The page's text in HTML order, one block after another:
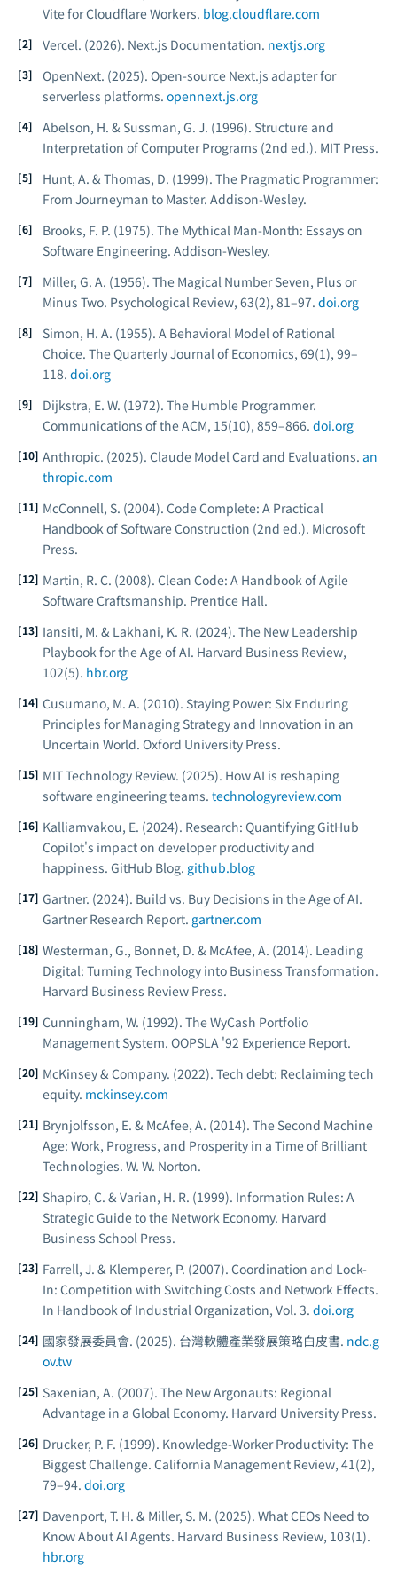
Vite for Cloudflare Workers. blog.cloudflare.com
Vercel. (2026). Next.js Documentation. nextjs.org
OpenNext. (2025). Open-source Next.js adapter for
serverless platforms. opennext.js.org
Abelson, H. & Sussman, G. J. (1996). Structure and
Interpretation of Computer Programs (2nd ed.). MIT Press.
Hunt, A. & Thomas, D. (1999). The Pragmatic Programmer:
From Journeyman to Master. Addison-Wesley.
Brooks, F. P. (1975). The Mythical Man-Month: Essays on
Software Engineering. Addison-Wesley.
Miller, G. A. (1956). The Magical Number Seven, Plus or
Minus Two. Psychological Review, 63(2), 81–97. doi.org
Simon, H. A. (1955). A Behavioral Model of Rational
Choice. The Quarterly Journal of Economics, 69(1), 99–
118. doi.org
Dijkstra, E. W. (1972). The Humble Programmer.
Communications of the ACM, 15(10), 859–866. doi.org
Anthropic. (2025). Claude Model Card and Evaluations. an
thropic.com
McConnell, S. (2004). Code Complete: A Practical
Handbook of Software Construction (2nd ed.). Microsoft
Press.
Martin, R. C. (2008). Clean Code: A Handbook of Agile
Software Craftsmanship. Prentice Hall.
Iansiti, M. & Lakhani, K. R. (2024). The New Leadership
Playbook for the Age of AI. Harvard Business Review,
102(5). hbr.org
Cusumano, M. A. (2010). Staying Power: Six Enduring
Principles for Managing Strategy and Innovation in an
Uncertain World. Oxford University Press.
MIT Technology Review. (2025). How AI is reshaping
software engineering teams. technologyreview.com
Kalliamvakou, E. (2024). Research: Quantifying GitHub
Copilot's impact on developer productivity and
happiness. GitHub Blog. github.blog
Gartner. (2024). Build vs. Buy Decisions in the Age of AI.
Gartner Research Report. gartner.com
Westerman, G., Bonnet, D. & McAfee, A. (2014). Leading
Digital: Turning Technology into Business Transformation.
Harvard Business Review Press.
Cunningham, W. (1992). The WyCash Portfolio
Management System. OOPSLA '92 Experience Report.
McKinsey & Company. (2022). Tech debt: Reclaiming tech
equity. mckinsey.com
Brynjolfsson, E. & McAfee, A. (2014). The Second Machine
Age: Work, Progress, and Prosperity in a Time of Brilliant
Technologies. W. W. Norton.
Shapiro, C. & Varian, H. R. (1999). Information Rules: A
Strategic Guide to the Network Economy. Harvard
Business School Press.
Farrell, J. & Klemperer, P. (2007). Coordination and Lock-
In: Competition with Switching Costs and Network Effects.
In Handbook of Industrial Organization, Vol. 3. doi.org
國家發展委員會. (2025). 台灣軟體產業發展策略白皮書. ndc.g
ov.tw
Saxenian, A. (2007). The New Argonauts: Regional
Advantage in a Global Economy. Harvard University Press.
Drucker, P. F. (1999). Knowledge-Worker Productivity: The
Biggest Challenge. California Management Review, 41(2),
79–94. doi.org
Davenport, T. H. & Miller, S. M. (2025). What CEOs Need to
Know About AI Agents. Harvard Business Review, 103(1).
hbr.org